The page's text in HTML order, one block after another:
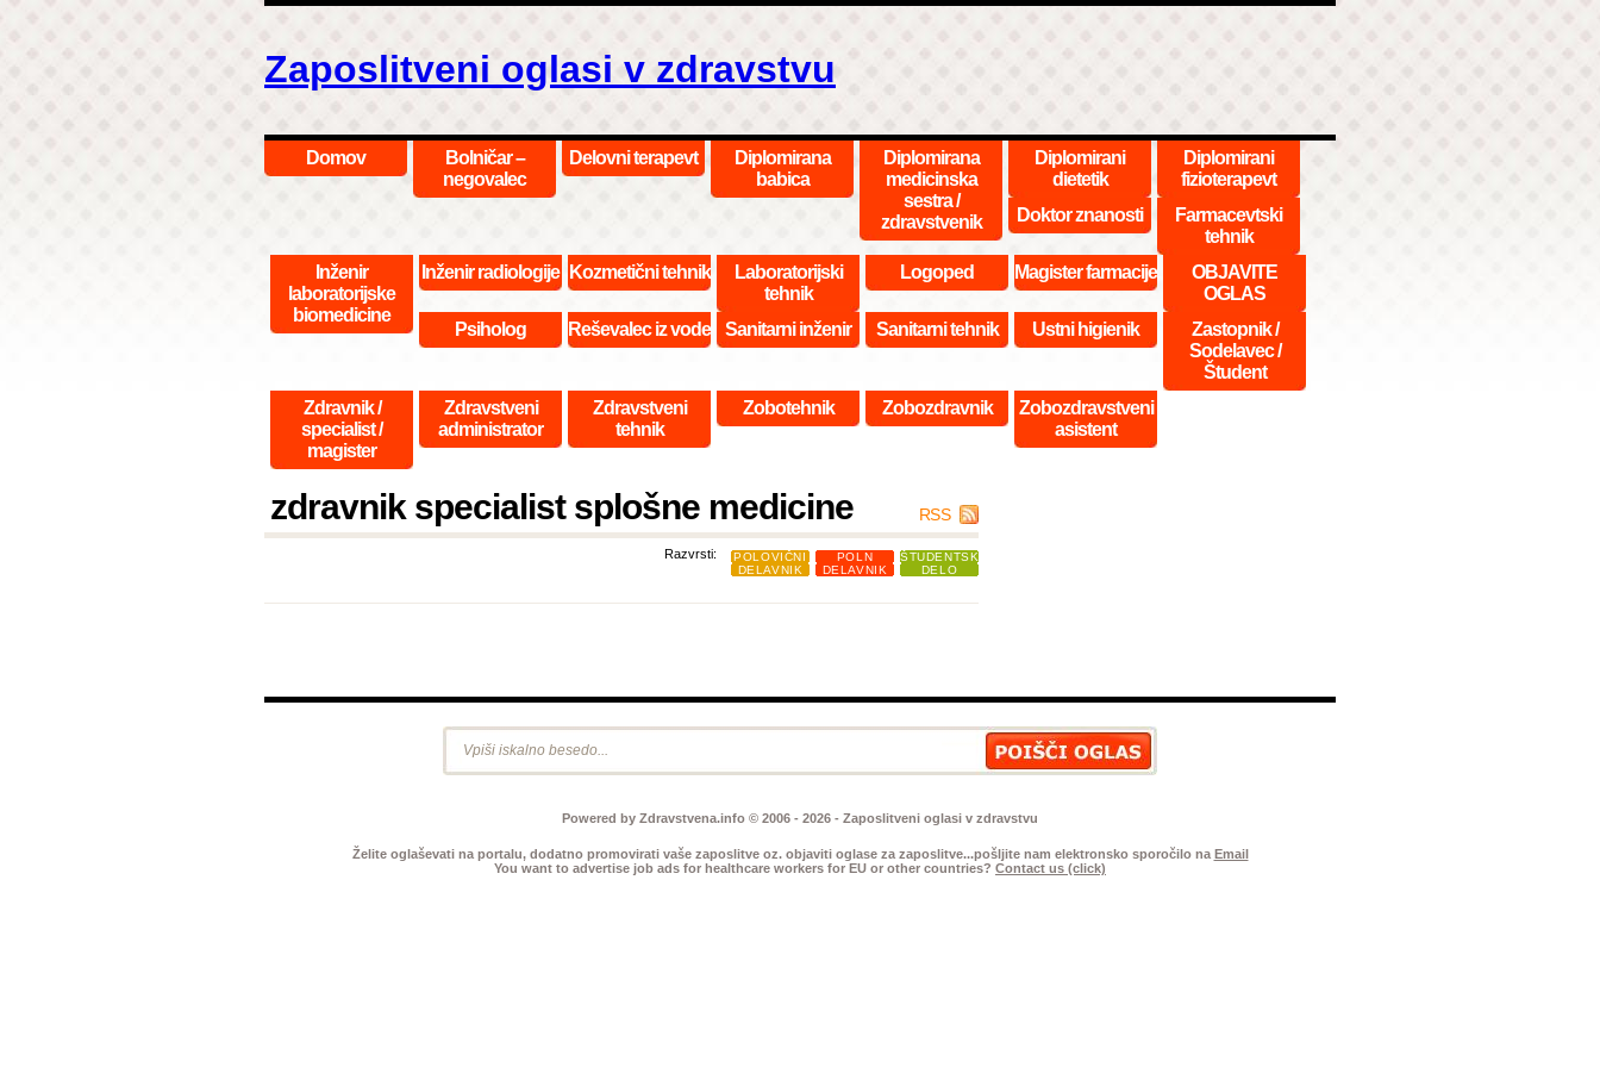
Zaposlitveni oglasi v zdravstvu
Domov
Bolničar –
negovalec
Delovni terapevt
Diplomirana
babica
Diplomirana
medicinska
sestra /
zdravstvenik
Diplomirani
dietetik
Diplomirani
fizioterapevt
Doktor znanosti
Farmacevtski
tehnik
Inženir
laboratorijske
biomedicine
Inženir radiologije Kozmetični tehnik
Laboratorijski
tehnik
Logoped Magister farmacije
OBJAVITE
OGLAS
Psiholog
Reševalec iz vode Sanitarni inženir Sanitarni tehnik Ustni higienik
Zastopnik /
Sodelavec /
Študent
Zdravnik /
specialist /
magister
Zdravstveni
administrator
Zdravstveni
tehnik
Zobotehnik Zobozdravnik
Zobozdravstveni
asistent
zdravnik specialist splošne medicine RSS
Razvrsti:
ŠTUDENTSKO
DELO
POLN
DELAVNIK
POLOVIČNI
DELAVNIK
Powered by Zdravstvena.info © 2006 - 2026 - Zaposlitveni oglasi v zdravstvu
Želite oglaševati na portalu, dodatno promovirati vaše zaposlitve oz. objaviti oglase za zaposlitve...pošljite nam elektronsko sporočilo na Email
You want to advertise job ads for healthcare workers for EU or other countries? Contact us (click)